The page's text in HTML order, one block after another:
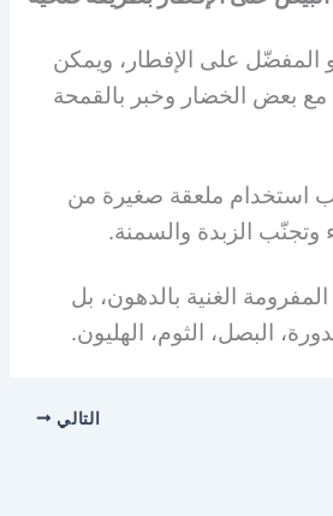
على الإفطار، ويمكن
بعض الخضار وخبر بالقمحة
استخدام ملعقة صغيرة من
وتجنّب الزبدة والسمنة.
الغنية بالدهون، بل
البصل، الثوم، الهليون.
التالي